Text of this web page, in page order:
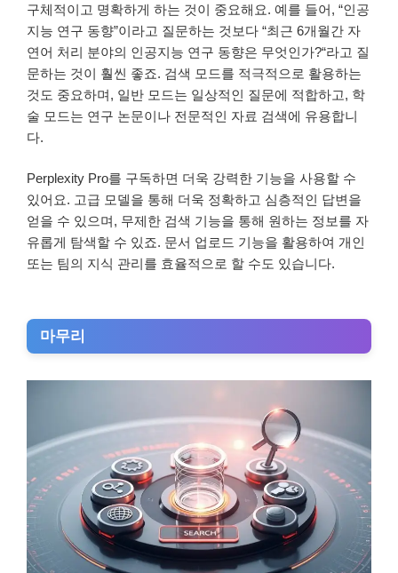
구체적이고 명확하게 하는 것이 중요해요. 예를 들어, “인공
지능 연구 동향”이라고 질문하는 것보다 “최근 6개월간 자
연어 처리 분야의 인공지능 연구 동향은 무엇인가?“라고 질
문하는 것이 훨씬 좋죠. 검색 모드를 적극적으로 활용하는
것도 중요하며, 일반 모드는 일상적인 질문에 적합하고, 학
술 모드는 연구 논문이나 전문적인 자료 검색에 유용합니
다.
Perplexity Pro를 구독하면 더욱 강력한 기능을 사용할 수
있어요. 고급 모델을 통해 더욱 정확하고 심층적인 답변을
얻을 수 있으며, 무제한 검색 기능을 통해 원하는 정보를 자
유롭게 탐색할 수 있죠. 문서 업로드 기능을 활용하여 개인
또는 팀의 지식 관리를 효율적으로 할 수도 있습니다.
마무리